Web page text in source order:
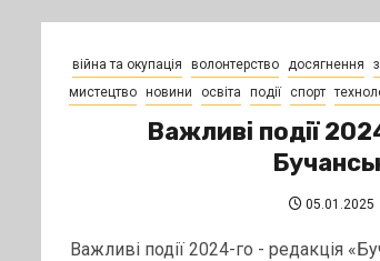
війна та окупація волонтерство досягнення
мистецтво
новини освіта події спорт
Важливі події
05.01.2025
Важливі події 2024-го - редакція